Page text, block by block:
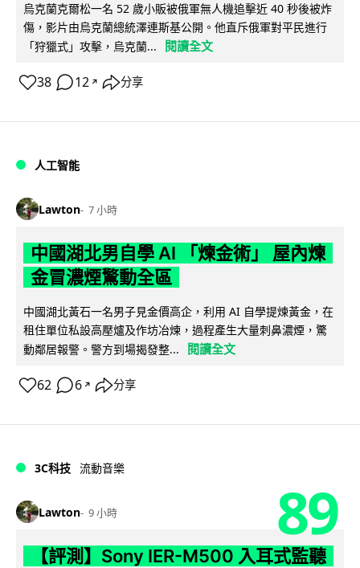
烏克蘭克爾松一名 52 歲小販被俄軍無人機追擊近 40 秒後被炸
傷，影片由烏克蘭總統澤連斯基公開。他直斥俄軍對平民進行
「狩獵式」攻擊，烏克蘭...
閱讀全文
38 12 ↗ 分享
人工智能
Lawton 7 小時
中國湖北男自學 AI 「煉金術」 屋內煉
金冒濃煙驚動全區
中國湖北黃石一名男子見金價高企，利用 AI 自學提煉黃金，在
租住單位私設高壓爐及作坊冶煉，過程產生大量刺鼻濃煙，驚
動鄰居報警。警方到場揭發整...
閱讀全文
62 6 ↗ 分享
3C科技 流動音樂
Lawton 9 小時 89
【評測】Sony IER-M500 入耳式監聽